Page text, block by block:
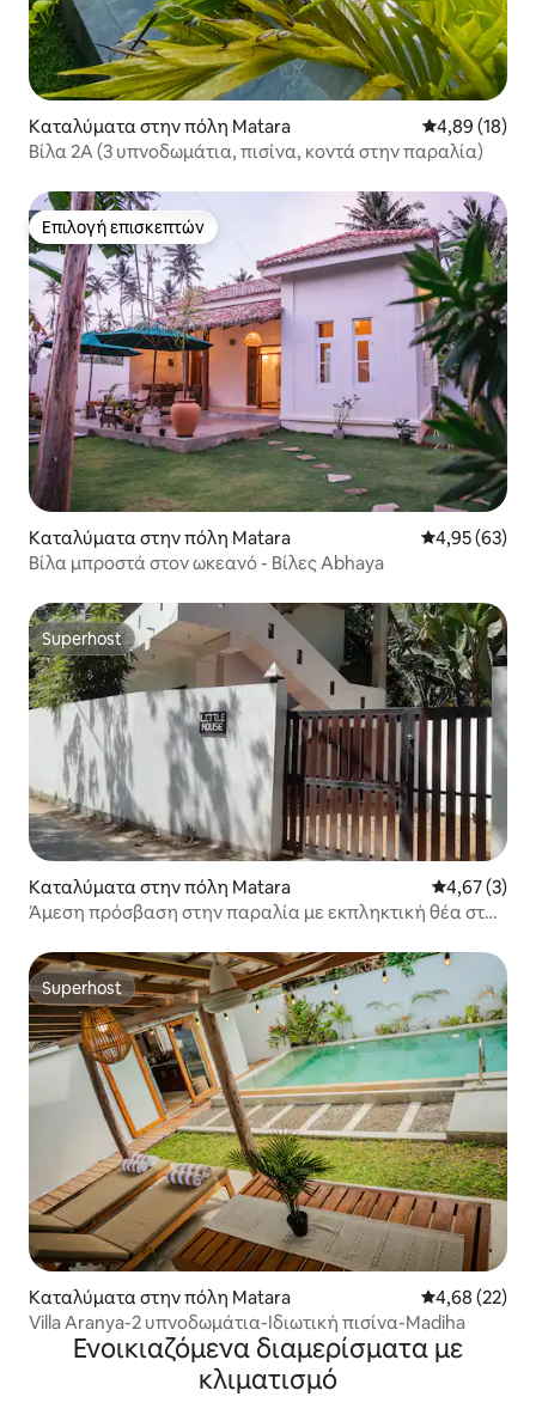
Καταλύματα στην πόλη Matara Μέση
4,89 (18)
Βίλα 2Α (3 υπνοδωμάτια, πισίνα, κοντά στην παραλία)
Επιλογή επισκεπτών
Επιλογή επισκεπτών
Καταλύματα στην πόλη Matara Μέση
4,95 (63)
Βίλα μπροστά στον ωκεανό - Βίλες Abhaya
Superhost
Superhost
Καταλύματα στην πόλη Matara Μέση
4,67 (3)
Άμεση πρόσβαση στην παραλία με εκπληκτική θέα στη
Superhost
Superhost
Καταλύματα στην πόλη Matara Μέση
4,68 (22)
Villa Aranya-2 υπνοδωμάτια-Ιδιωτική πισίνα-Madiha
Ενοικιαζόμενα διαμερίσματα με
κλιματισμό